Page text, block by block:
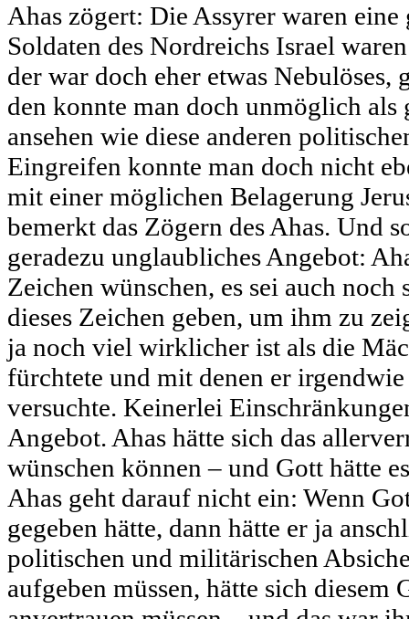
Ahas zögert: Die Assyrer waren
Soldaten des Nordreichs Israel
der war doch eher etwas Nebulöses,
den konnte man doch unmöglich
ansehen wie diese anderen
Eingreifen konnte man doch nicht
mit einer möglichen Belagerung
bemerkt das Zögern des Ahas. Und
geradezu unglaubliches Angebot:
Zeichen wünschen, es sei auch
dieses Zeichen geben, um ihm zu
ja noch viel wirklicher ist als die
fürchtete und mit denen er
versuchte. Keinerlei
Angebot. Ahas hätte sich das
wünschen können – und Gott hätte
Ahas geht darauf nicht ein: Wenn
gegeben hätte, dann hätte er ja
politischen und militärischen
aufgeben müssen, hätte sich diesem